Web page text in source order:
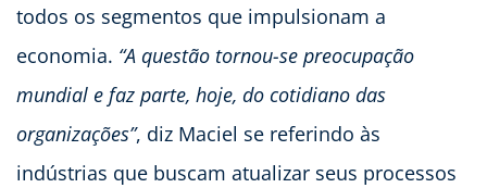
todos os segmentos que impulsionam a
economia. “A questão tornou-se preocupação
mundial e faz parte, hoje, do cotidiano das
organizações”, diz Maciel se referindo às
indústrias que buscam atualizar seus processos